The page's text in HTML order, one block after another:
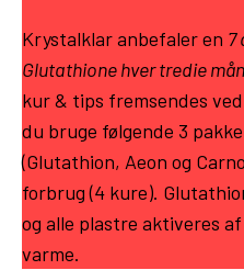
Krystalklar anbefaler en 7
Glutathione hver tredie
kur & tips fremsendes
du bruge følgende 3
(Glutathion, Aeon og
forbrug (4 kure).
og alle plastre aktiveres
varme.